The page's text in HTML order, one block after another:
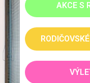
AKCE S